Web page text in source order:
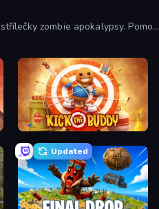
zombie apokalypsy. Pomocí
Kick the Buddy
Updated